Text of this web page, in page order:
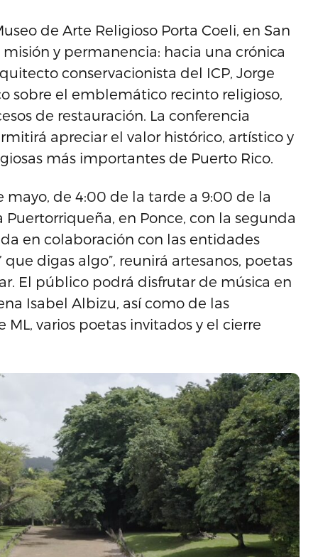
de Arte Religioso Porta Coeli, en San
y permanencia: hacia una crónica
conservacionista del ICP, Jorge
sobre el emblemático recinto religioso,
de restauración. La conferencia
apreciar el valor histórico, artístico y
más importantes de Puerto Rico.
mayo, de 4:00 de la tarde a 9:00 de la
en Ponce, con la segunda
en colaboración con las entidades
digas algo”, reunirá artesanos, poetas
El público podrá disfrutar de música en
Isabel Albizu, así como de las
varios poetas invitados y el cierre